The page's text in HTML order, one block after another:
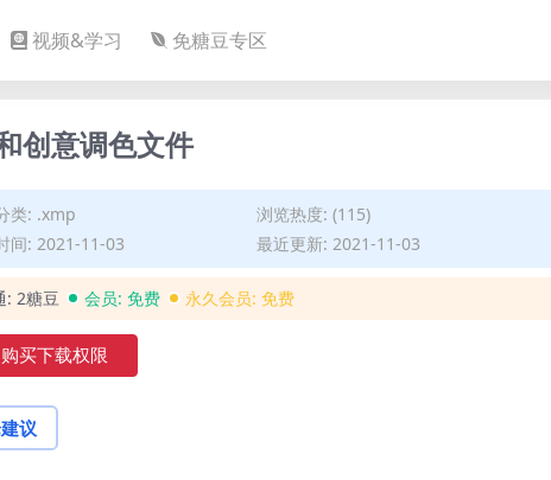
视频&学习 免糖豆专区
创意调色文件
类: .xmp
浏览热度: (115)
间: 2021-11-03
最近更新: 2021-11-03
: 2糖豆 会员: 免费 永久会员: 免费
购买下载权限
议